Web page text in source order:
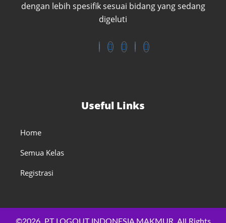
dengan lebih spesifik sesuai bidang yang sedang
digeluti
Useful Links
Home
Semua Kelas
Registrasi